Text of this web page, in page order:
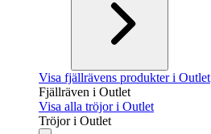
Visa fjällrävens produkter i Outlet
Fjällräven i Outlet
Visa alla tröjor i Outlet
Tröjor i Outlet